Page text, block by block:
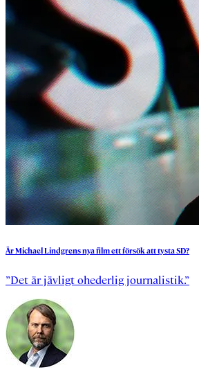
ÄrMichaelLindgrensnyafilmettförsökatttystaSD?
”Det är jävligt ohederlig journalistik.”